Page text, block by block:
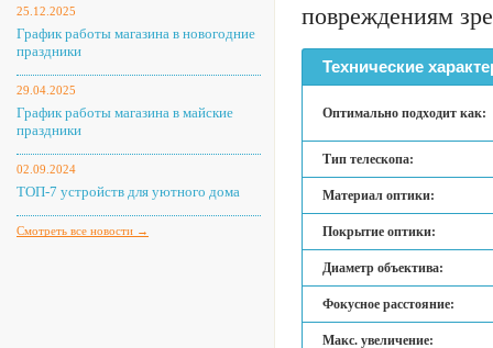
25.12.2025
График работы магазина в новогодние
праздники
29.04.2025
График работы магазина в майские
праздники
02.09.2024
ТОП-7 устройств для уютного дома
Смотреть все новости →
повреждениям
Технические
Оптимально подходит как:
Тип телескопа:
Материал оптики:
Покрытие оптики:
Диаметр объектива:
Фокусное расстояние:
Макс. увеличение: